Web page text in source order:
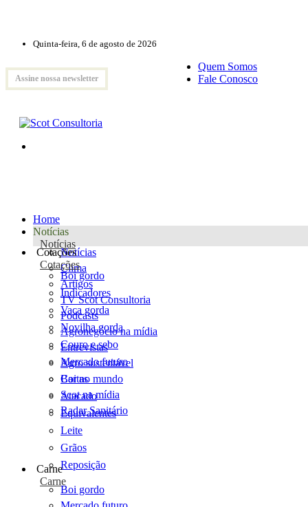
Quinta-feira, 6 de agosto de 2026
Assine nossa newsletter
Quem Somos
Fale Conosco
Home
Notícias
Notícias
Notícias
Clima
Artigos
TV Scot Consultoria
Podcasts
Agronegócio na mídia
Entrevistas
Agro sustentável
Cartas
Scot na mídia
Radar Sanitário
Cotações
Cotações
Boi gordo
Indicadores
Vaca gorda
Novilha gorda
Couro e sebo
Mercado futuro
Boi no mundo
Atacado
Equivalentes
Leite
Grãos
Reposição
Carne
Carne
Boi gordo